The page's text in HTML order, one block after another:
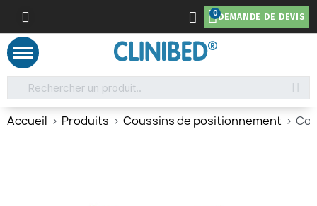
DEMANDE DE DEVIS
Accueil Produits Coussins de positionnement